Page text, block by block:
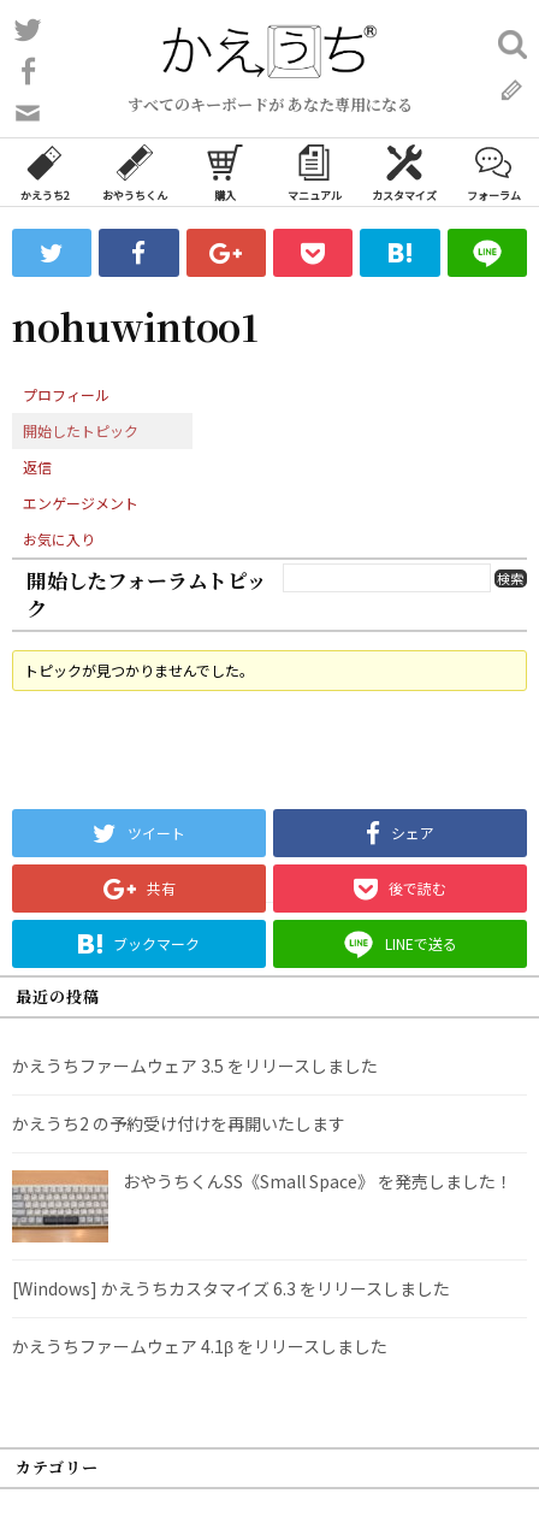
コ
ン
ン
ツ
ス
ッ
すべてのキーボードが あなた専用になる
い
合
わ
フ
ォ
ム
検
索:
かえうち2 おやうちくん 購入 マニュアル カスタマイズ フォーラム
nohuwintoo1
プロフィール
開始したトピック
返信
エンゲージメント
お気に入り
開始したフォーラムトピッ
ク
トピックが見つかりませんでした。
ツイート シェア
共有 後で読む
ブックマーク LINEで送る
最近の投稿
かえうちファームウェア 3.5 をリリースしました
かえうち2 の予約受け付けを再開いたします
おやうちくんSS《Small Space》 を発売しました！
[Windows] かえうちカスタマイズ 6.3 をリリースしました
かえうちファームウェア 4.1β をリリースしました
カテゴリー